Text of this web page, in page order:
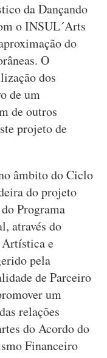
da Dançando
o INSUL´Arts
do
O
dos
de um
de outros
projeto de
âmbito do Ciclo
do projeto
Programa
através do
e
pela
de Parceiro
um
relações
do Acordo do
Financeiro